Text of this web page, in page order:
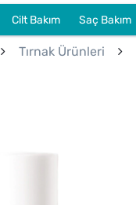
Cilt Bakım Saç Bakım
Tırnak Ürünleri